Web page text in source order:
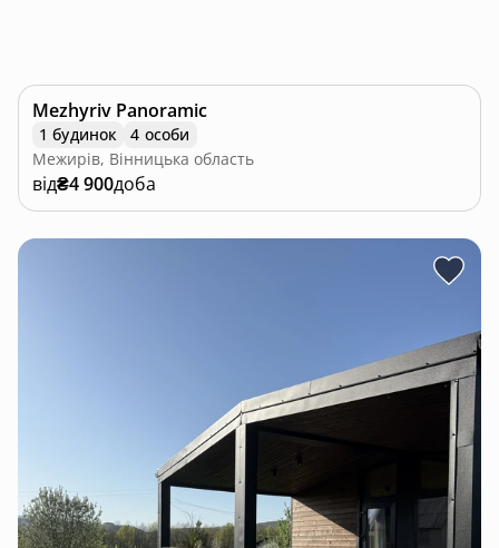
Mezhyriv Panoramic
1 будинок
4 особи
Межирів, Вінницька область
від₴4 900доба